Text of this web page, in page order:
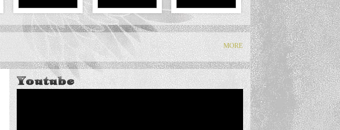
meet you～1997.8.1 レインボースクエア有明［35周年スペシャル・エディ
MORE